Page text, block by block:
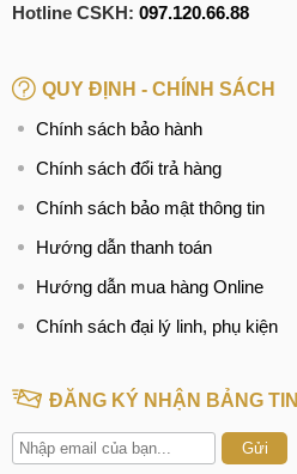
Hotline CSKH: 097.120.66.88
QUY ĐỊNH - CHÍNH SÁCH
Chính sách bảo hành
Chính sách đổi trả hàng
Chính sách bảo mật thông tin
Hướng dẫn thanh toán
Hướng dẫn mua hàng Online
Chính sách đại lý linh, phụ kiện
ĐĂNG KÝ NHẬN BẢNG TIN
Gửi